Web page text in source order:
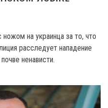
на украинца за то, что
расследует нападение
ненависти.